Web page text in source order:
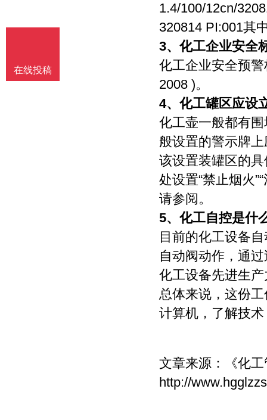
1.4/100/12cn/
320814 PI:001其
3、 化工企业安全
化工企业安全预
2008 )。
4、 化工罐区应设
化工壶一般都有
般设置的警示牌
该设置装罐区的
处设置“禁止烟火
请参阅。
5、 化工自控是什
目前的化工设备
自动阀动作，通
化工设备先进生
总体来说，这份
计算机，了解技
文章来源：
《化
http://
在线投稿